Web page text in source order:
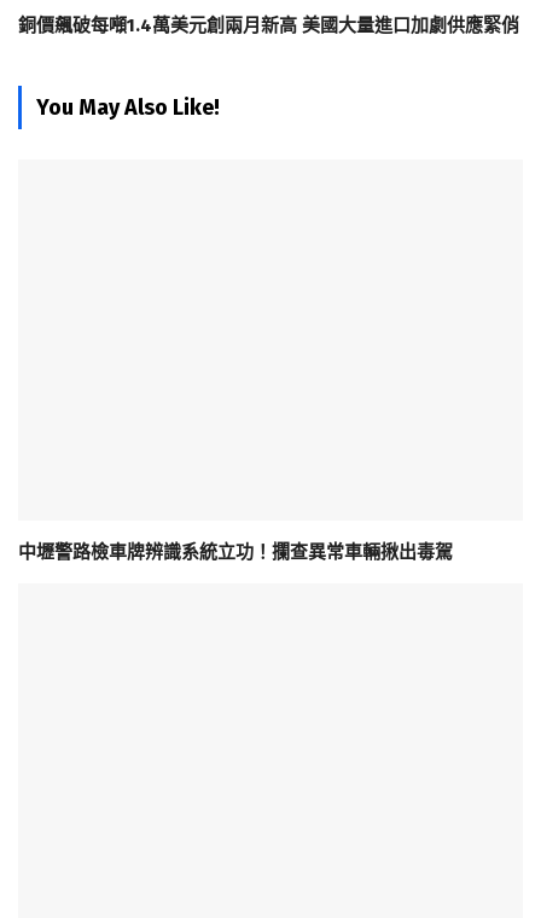
銅價飆破每噸1.4萬美元創兩月新高 美國大量進口加劇供應緊俏
You May Also Like!
中壢警路檢車牌辨識系統立功！攔查異常車輛揪出毒駕